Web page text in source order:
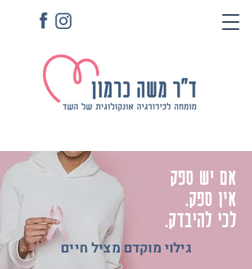
אם יש ספק
.אין ספק
.לכי להיבדק
גילוי מוקדם מציל חיים